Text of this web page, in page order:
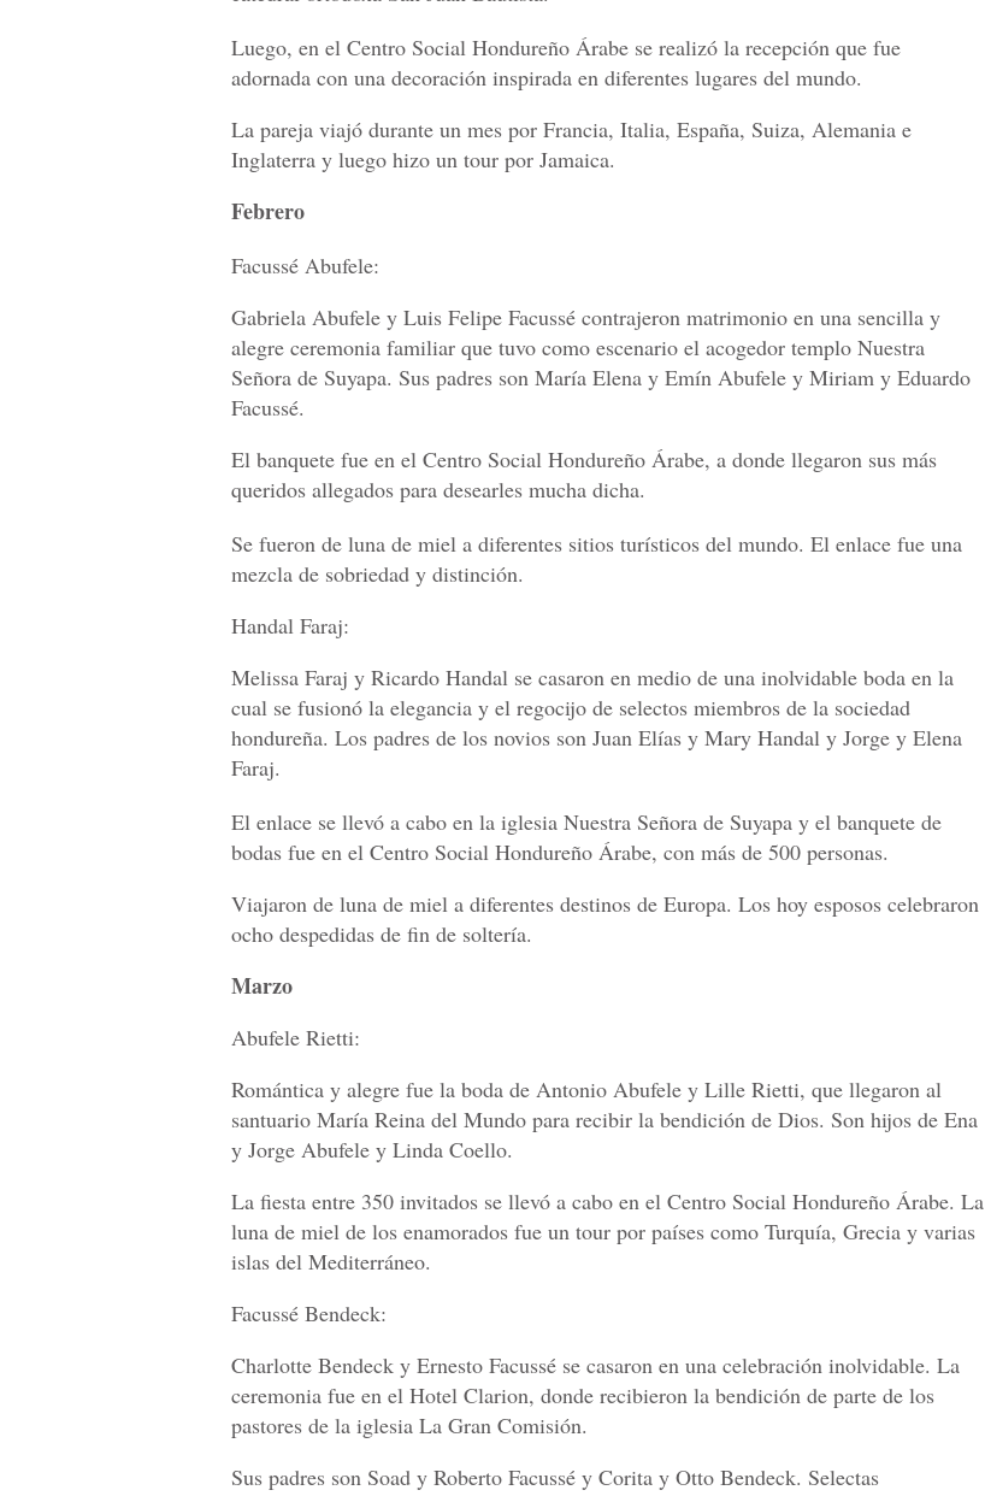
Luego, en el Centro Social Hondureño Árabe se realizó la recepción que fue
adornada con una decoración inspirada en diferentes lugares del mundo.
La pareja viajó durante un mes por Francia, Italia, España, Suiza, Alemania e
Inglaterra y luego hizo un tour por Jamaica.
Febrero
Facussé Abufele:
Gabriela Abufele y Luis Felipe Facussé contrajeron matrimonio en una sencilla y
alegre ceremonia familiar que tuvo como escenario el acogedor templo Nuestra
Señora de Suyapa. Sus padres son María Elena y Emín Abufele y Miriam y Eduardo
Facussé.
El banquete fue en el Centro Social Hondureño Árabe, a donde llegaron sus más
queridos allegados para desearles mucha dicha.
Se fueron de luna de miel a diferentes sitios turísticos del mundo. El enlace fue una
mezcla de sobriedad y distinción.
Handal Faraj:
Melissa Faraj y Ricardo Handal se casaron en medio de una inolvidable boda en la
cual se fusionó la elegancia y el regocijo de selectos miembros de la sociedad
hondureña. Los padres de los novios son Juan Elías y Mary Handal y Jorge y Elena
Faraj.
El enlace se llevó a cabo en la iglesia Nuestra Señora de Suyapa y el banquete de
bodas fue en el Centro Social Hondureño Árabe, con más de 500 personas.
Viajaron de luna de miel a diferentes destinos de Europa. Los hoy esposos celebraron
ocho despedidas de fin de soltería.
Marzo
Abufele Rietti:
Romántica y alegre fue la boda de Antonio Abufele y Lille Rietti, que llegaron al
santuario María Reina del Mundo para recibir la bendición de Dios. Son hijos de Ena
y Jorge Abufele y Linda Coello.
La fiesta entre 350 invitados se llevó a cabo en el Centro Social Hondureño Árabe. La
luna de miel de los enamorados fue un tour por países como Turquía, Grecia y varias
islas del Mediterráneo.
Facussé Bendeck:
Charlotte Bendeck y Ernesto Facussé se casaron en una celebración inolvidable. La
ceremonia fue en el Hotel Clarion, donde recibieron la bendición de parte de los
pastores de la iglesia La Gran Comisión.
Sus padres son Soad y Roberto Facussé y Corita y Otto Bendeck. Selectas